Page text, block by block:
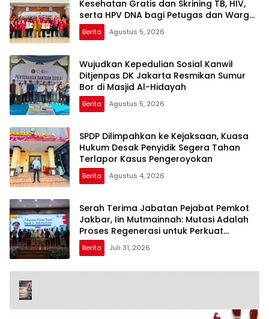
Kesehatan Gratis dan Skrining TB, HIV,
serta HPV DNA bagi Petugas dan Warga
Binaan
Berita Agustus 5, 2026
Wujudkan Kepedulian Sosial Kanwil
Ditjenpas DK Jakarta Resmikan Sumur
Bor di Masjid Al-Hidayah
Berita Agustus 5, 2026
SPDP Dilimpahkan ke Kejaksaan, Kuasa
Hukum Desak Penyidik Segera Tahan
Terlapor Kasus Pengeroyokan
Berita Agustus 4, 2026
Serah Terima Jabatan Pejabat Pemkot
Jakbar, Iin Mutmainnah: Mutasi Adalah
Proses Regenerasi untuk Perkuat
Pelayanan Publik
Berita Juli 31, 2026